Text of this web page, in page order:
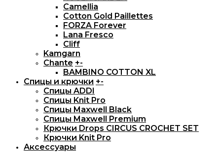
Camellia
Cotton Gold Paillettes
FORZA Forever
Lana Fresco
Cliff
Kamgarn
Chante +-
BAMBINO COTTON XL
Спицы и крючки +-
Спицы ADDI
Спицы Knit Pro
Спицы Maxwell Black
Спицы Maxwell Premium
Крючки Drops CIRCUS CROСHET SET
Крючки Knit Pro
Аксессуары